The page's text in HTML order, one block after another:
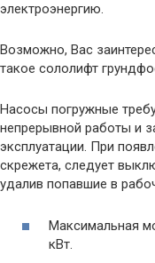
электроэнергию.
Возможно, Вас
такое сололифт
Насосы погружные
непрерывной работы и
эксплуатации. При
скрежета, следует
удалив попавшие в
Максимальная
кВт.